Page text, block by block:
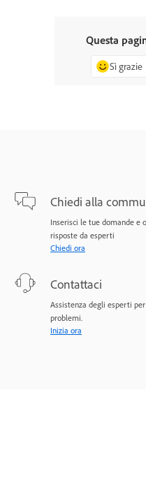
Questa
Sì grazie
Chiedi alla
Inserisci le tue domande e
risposte da esperti
Chiedi ora
Contattaci
Assistenza degli esperti
problemi.
Inizia ora